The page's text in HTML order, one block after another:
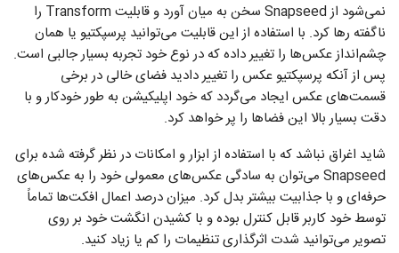
نمی‌شود از Snapseed سخن به میان آورد و قابلیت Transform را
ناگفته رها کرد. با استفاده از این قابلیت می‌توانید پرسپکتیو یا همان
چشم‌انداز عکس‌ها را تغییر داده که در نوع خود تجربه بسیار جالبی است.
پس از آنکه پرسپکتیو عکس را تغییر دادید فضای خالی در برخی
قسمت‌های عکس ایجاد می‌گردد که خود اپلیکیشن به طور خودکار و با
دقت بسیار بالا این فضاها را پر خواهد کرد.
شاید اغراق نباشد که با استفاده از ابزار و امکانات در نظر گرفته شده برای
Snapseed می‌توان به سادگی عکس‌های معمولی خود را به عکس‌های
حرفه‌ای و با جذابیت بیشتر بدل کرد. میزان درصد اعمال افکت‌ها تماماً
توسط خود کاربر قابل کنترل بوده و با کشیدن انگشت خود بر روی
تصویر می‌توانید شدت اثرگذاری تنظیمات را کم یا زیاد کنید.